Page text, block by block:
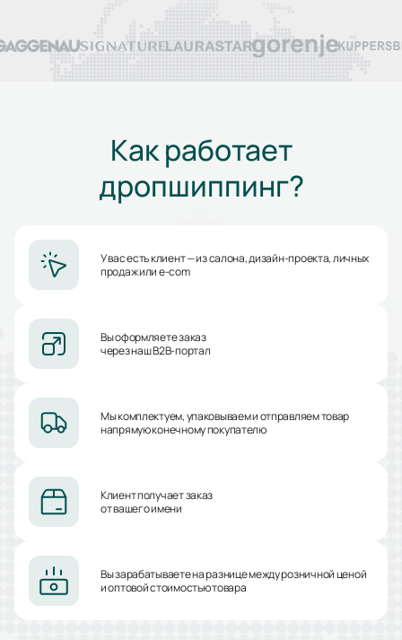
Как работает
дропшиппинг?
У вас есть клиент — из салона, дизайн-проекта, личных
продаж или e-com
Вы оформляете заказ
через наш B2B-портал
Мы комплектуем, упаковываем и отправляем товар
напрямую конечному покупателю
Клиент получает заказ
от вашего имени
Вы зарабатываете на разнице между розничной ценой
и оптовой стоимостью товара